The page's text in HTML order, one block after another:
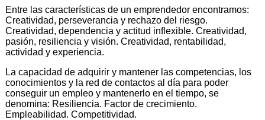
Entre las características de un emprendedor encontramos:
Creatividad, perseverancia y rechazo del riesgo.
Creatividad, dependencia y actitud inflexible. Creatividad,
pasión, resiliencia y visión. Creatividad, rentabilidad,
actividad y experiencia.
La capacidad de adquirir y mantener las competencias, los
conocimientos y la red de contactos al día para poder
conseguir un empleo y mantenerlo en el tiempo, se
denomina: Resiliencia. Factor de crecimiento.
Empleabilidad. Competitividad.